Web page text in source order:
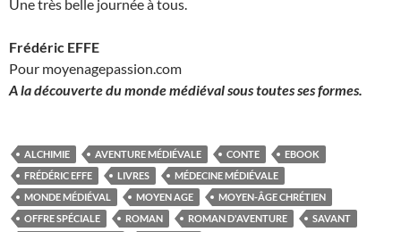
Une très belle journée à tous.
Frédéric EFFE
Pour moyenagepassion.com
A la découverte du monde médiéval sous toutes ses formes.
ALCHIMIE AVENTURE MÉDIÉVALE CONTE
EBOOK
FRÉDÉRIC EFFE
LIVRES
MÉDECINE MÉDIÉVALE
MONDE MÉDIÉVAL
MOYEN AGE
MOYEN-ÂGE CHRÉTIEN
OFFRE SPÉCIALE
ROMAN ROMAN D'AVENTURE
SAVANT